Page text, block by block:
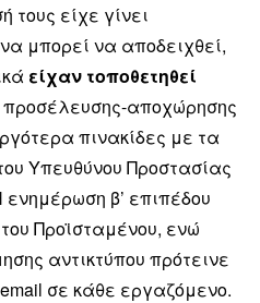
είχε γίνει
μπορεί να αποδειχθεί,
είχαν τοποθετηθεί
αποχώρησης
πινακίδες με τα
Υπευθύνου Προστασίας
β’ επιπέδου
Προϊσταμένου, ενώ
αντικτύπου πρότεινε
σε κάθε εργαζόμενο.